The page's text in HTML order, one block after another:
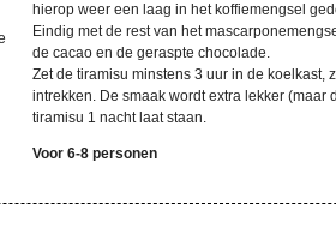
hierop weer een laag in het koffiemengsel
Eindig met de rest van het
de cacao en de geraspte chocolade.
Zet de tiramisu minstens 3 uur in de koelkast,
intrekken. De smaak wordt extra lekker (maar
tiramisu 1 nacht laat staan.
Voor 6-8 personen